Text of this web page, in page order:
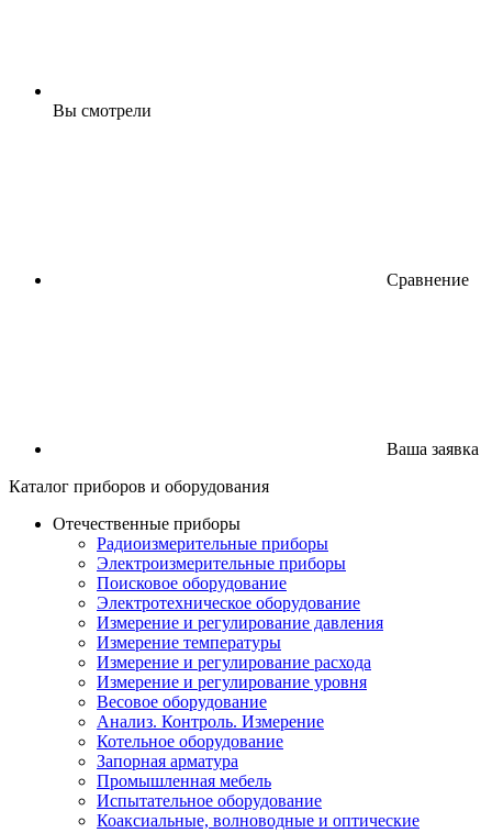
Вы смотрели
Сравнение
Ваша заявка
Каталог приборов и оборудования
Отечественные приборы
Радиоизмерительные приборы
Электроизмерительные приборы
Поисковое оборудование
Электротехническое оборудование
Измерение и регулирование давления
Измерение температуры
Измерение и регулирование расхода
Измерение и регулирование уровня
Весовое оборудование
Анализ. Контроль. Измерение
Котельное оборудование
Запорная арматура
Промышленная мебель
Испытательное оборудование
Коаксиальные, волноводные и оптические